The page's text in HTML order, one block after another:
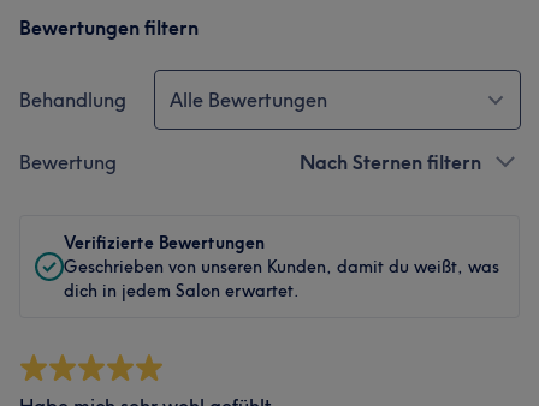
Bewertungen filtern
Behandlung Alle Bewertungen
Bewertung Nach Sternen filtern
Verifizierte Bewertungen
Geschrieben von unseren Kunden, damit du weißt, was
dich in jedem Salon erwartet.